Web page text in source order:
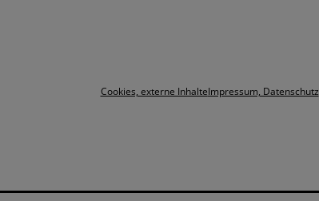
Cookies, externe InhalteImpressum, Datenschutz